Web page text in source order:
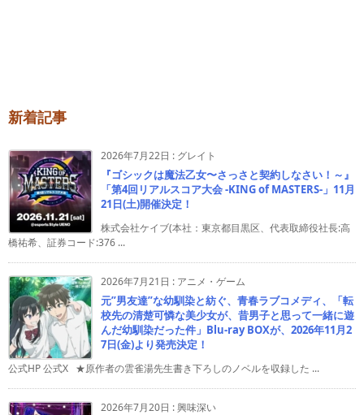
新着記事
2026年7月22日 : グレイト
『ゴシックは魔法乙女〜さっさと契約しなさい！～』
「第4回リアルスコア大会 -KING of MASTERS-」11月
21日(土)開催決定！
株式会社ケイブ(本社：東京都目黒区、代表取締役社長:高
橋祐希、証券コード:376 ...
2026年7月21日 : アニメ・ゲーム
元”男友達”な幼馴染と紡ぐ、青春ラブコメディ、「転
校先の清楚可憐な美少女が、昔男子と思って一緒に遊
んだ幼馴染だった件」Blu-ray BOXが、2026年11月2
7日(金)より発売決定！
公式HP 公式X ★原作者の雲雀湯先生書き下ろしのノベルを収録した ...
2026年7月20日 :興味深い